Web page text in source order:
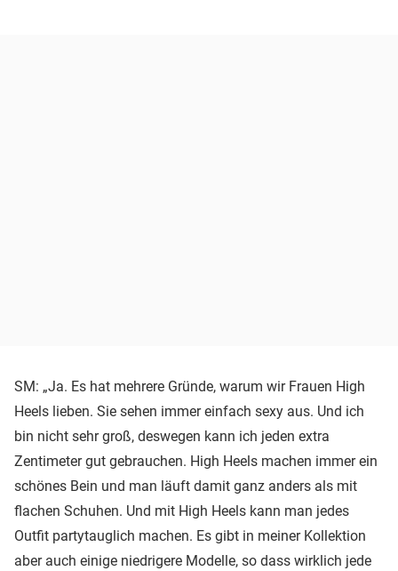
SM: „Ja. Es hat mehrere Gründe, warum wir Frauen High
Heels lieben. Sie sehen immer einfach sexy aus. Und ich
bin nicht sehr groß, deswegen kann ich jeden extra
Zentimeter gut gebrauchen. High Heels machen immer ein
schönes Bein und man läuft damit ganz anders als mit
flachen Schuhen. Und mit High Heels kann man jedes
Outfit partytauglich machen. Es gibt in meiner Kollektion
aber auch einige niedrigere Modelle, so dass wirklich jede